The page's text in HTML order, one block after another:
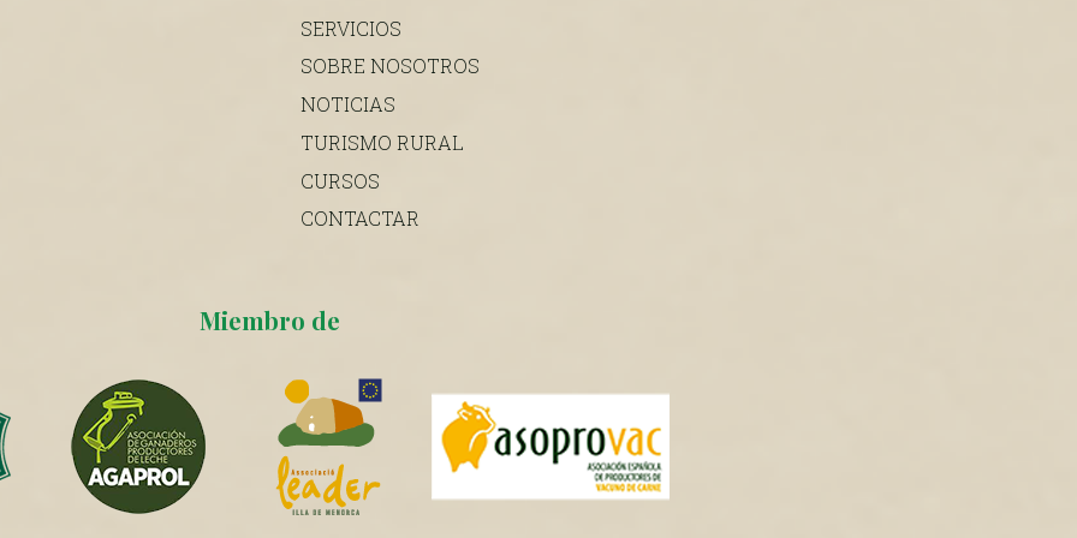
SERVICIOS
SOBRE NOSOTROS
NOTICIAS
TURISMO RURAL
CURSOS
CONTACTAR
Miembro de